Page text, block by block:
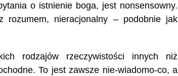
o istnienie boga, jest nonsensowny.
rozumem, nieracjonalny – podobnie jak
rodzajów rzeczywistości innych niż
To jest zawsze nie-wiadomo-co, a